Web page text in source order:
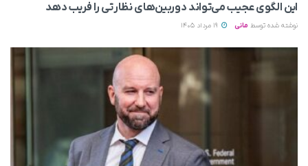
این الگوی عجیب می‌تواند دوربین‌های نظارتی را فریب دهد
نوشته شده توسط مانی